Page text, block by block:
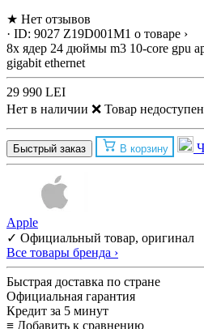
★ Нет отзывов
· ID: 9027 Z19D001M1 о товаре ›
8x ядер 24 дюймы m3 10-core gpu
gigabit ethernet
29 990 LEI
Нет в наличии ❌ Товар недоступен
Быстрый заказ В корзину
Apple
✓ Официальный товар, оригинал
Все товары бренда ›
Быстрая доставка по стране
Официальная гарантия
Кредит за 5 минут
≡ Добавить к сравнению